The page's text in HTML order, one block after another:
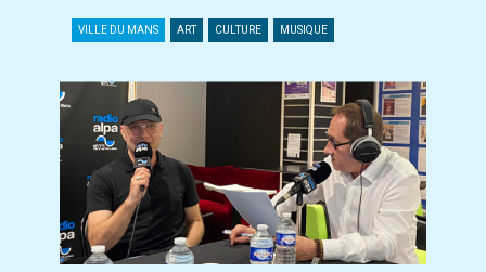
VILLE DU MANS ART CULTURE MUSIQUE